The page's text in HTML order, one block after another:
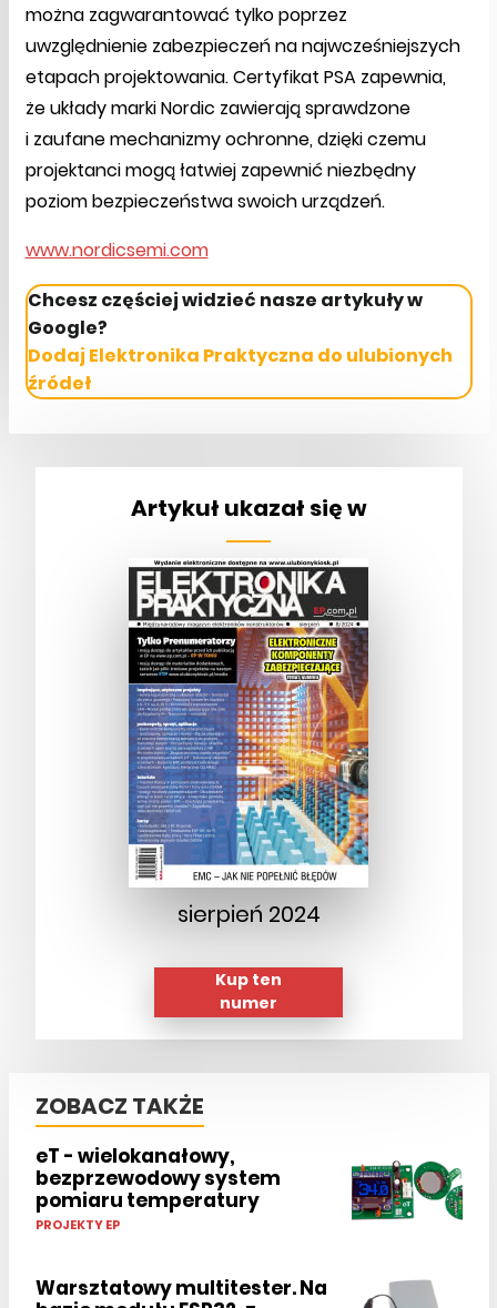
można zagwarantować tylko poprzez
uwzględnienie zabezpieczeń na najwcześniejszych
etapach projektowania. Certyfikat PSA zapewnia,
że układy marki Nordic zawierają sprawdzone
i zaufane mechanizmy ochronne, dzięki czemu
projektanci mogą łatwiej zapewnić niezbędny
poziom bezpieczeństwa swoich urządzeń.
www.nordicsemi.com
Chcesz częściej widzieć nasze artykuły w
Google?
Dodaj Elektronika Praktyczna do ulubionych
źródeł
Artykuł ukazał się w
sierpień 2024
Kup ten
numer
ZOBACZ TAKŻE
eT - wielokanałowy,
bezprzewodowy system
pomiaru temperatury
PROJEKTY EP
Warsztatowy multitester. Na